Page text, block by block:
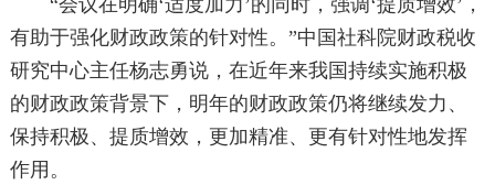
“会议在明确‘适度加力’的同时，强调‘提质增效’，
有助于强化财政政策的针对性。”中国社科院财政税收
研究中心主任杨志勇说，在近年来我国持续实施积极
的财政政策背景下，明年的财政政策仍将继续发力、
保持积极、提质增效，更加精准、更有针对性地发挥
作用。